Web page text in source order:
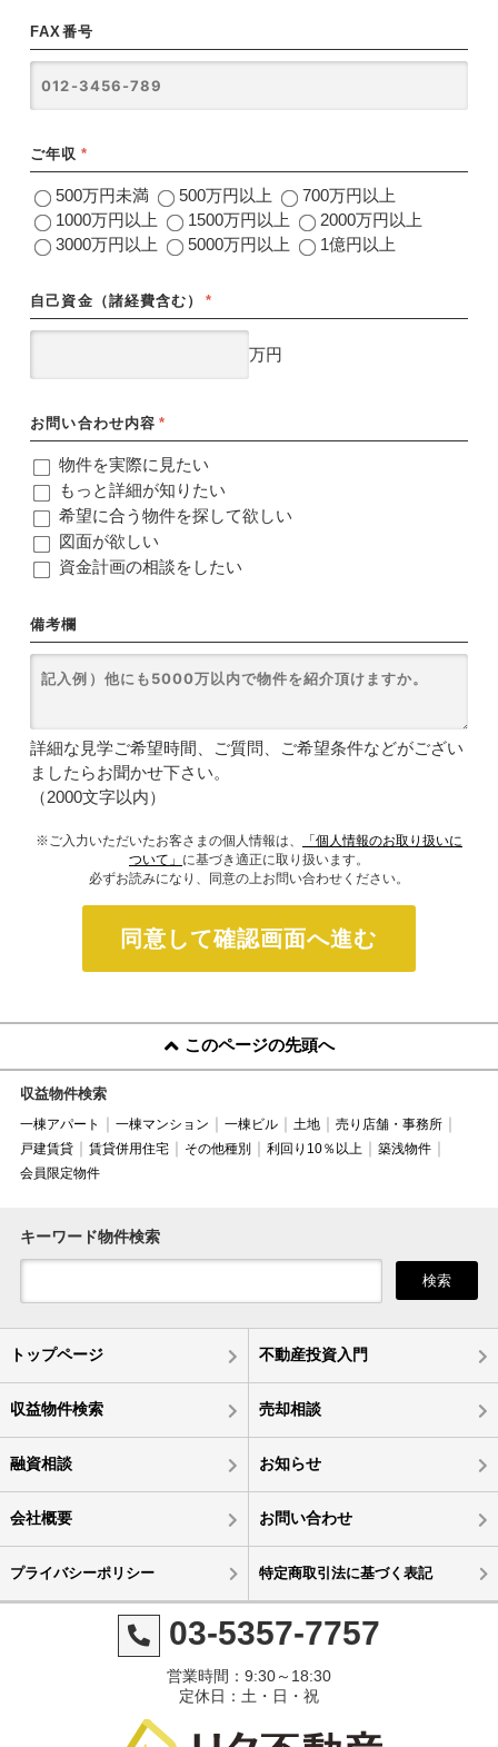
FAX番号
ご年収 *
500万円未満 500万円以上
700万円以上
1000万円以上
1500万円以上
2000万円以上
3000万円以上
5000万円以上 1億円以上
自己資金（諸経費含む） *
万円
お問い合わせ内容 *
物件を実際に見たい
もっと詳細が知りたい
希望に合う物件を探して欲しい
図面が欲しい
資金計画の相談をしたい
備考欄
詳細な見学ご希望時間、ご質問、ご希望条件などがござい
ましたらお聞かせ下さい。
（2000文字以内）
※ご入力いただいたお客さまの個人情報は、
「個人情報のお取り扱いに
ついて」 に基づき適正に取り扱います。
必ずお読みになり、同意の上お問い合わせください。
同意して確認画面へ進む
このページの先頭へ
収益物件検索
一棟アパート 一棟マンション 一棟ビル 土地
売り店舗・事務所
戸建賃貸
賃貸併用住宅 その他種別 利回り10％以上
築浅物件
会員限定物件
キーワード物件検索
検索
トップページ 不動産投資入門
収益物件検索 売却相談
融資相談 お知らせ
会社概要 お問い合わせ
プライバシーポリシー 特定商取引法に基づく表記
03-5357-7757
営業時間：9:30～18:30
定休日：土・日・祝